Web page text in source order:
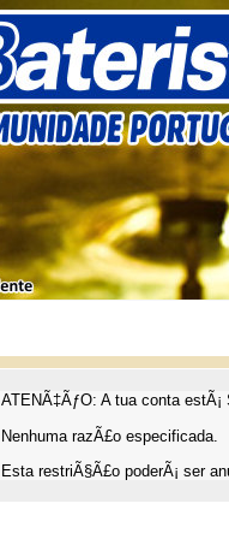
ATENÃ‡ÃƒO: A tua conta
Nenhuma razÃ£o especificada.
Esta restriÃ§Ã£o poderÃ¡ ser